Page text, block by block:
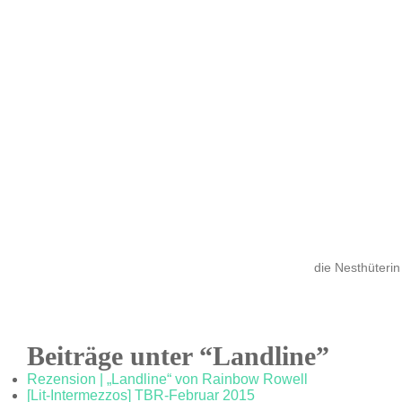
die Nesthüterin
Beiträge unter “Landline”
Rezension | „Landline“ von Rainbow Rowell
[Lit-Intermezzos] TBR-Februar 2015